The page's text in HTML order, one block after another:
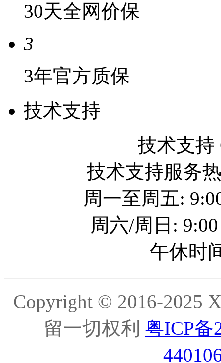
30天全网价保
3
3年官方质保
技术支持
技术支持
技术支持服务
周一至周五:
周六/周日:
午休时
Copyright © 2016-2025
留一切权利 粤ICP备